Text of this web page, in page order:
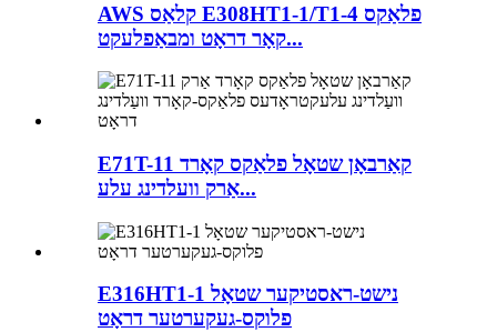
AWS קלאַס E308HT1-1/T1-4 פלאַקס
קאָר דראָט ומבאַפלעקט...
E71T-11 קאַרבאָן שטאָל פלאַקס קאָרד
אַרק וועלדינג עלע...
E316HT1-1 נישט-ראסטיקער שטאָל
פלוקס-געקערטער דראָט